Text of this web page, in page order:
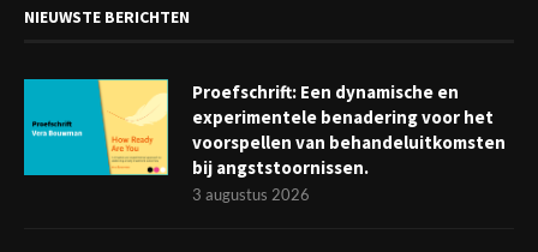
NIEUWSTE BERICHTEN
Proefschrift: Een dynamische en
experimentele benadering voor het
voorspellen van behandeluitkomsten
bij angststoornissen.
3 augustus 2026